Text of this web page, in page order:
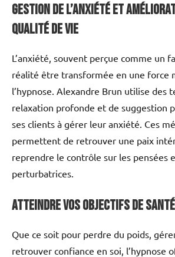
Gestion de l’Anxiété et
Qualité de Vie
L’anxiété, souvent perçue comme un
réalité être transformée en une force
l’hypnose. Alexandre Brun utilise des
relaxation profonde et de suggestion
ses clients à gérer leur anxiété. Ces
permettent de retrouver une paix
reprendre le contrôle sur les pensées
perturbatrices.
Atteindre vos Objectifs de
Que ce soit pour perdre du poids,
retrouver confiance en soi, l’hypnose